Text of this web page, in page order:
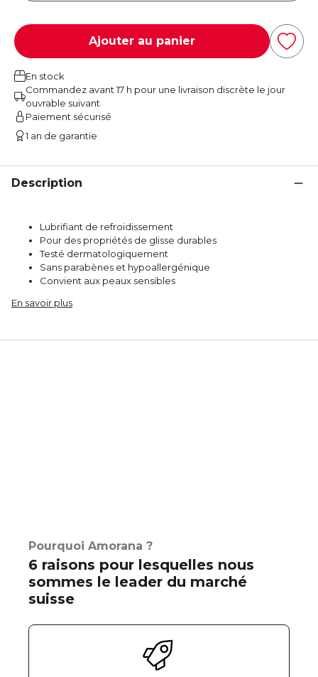
Ajouter au panier
En stock
Commandez avant 17 h pour une livraison discrète le jour
ouvrable suivant
Paiement sécurisé
1 an de garantie
Description
Lubrifiant de refroidissement
Pour des propriétés de glisse durables
Testé dermatologiquement
Sans parabènes et hypoallergénique
Convient aux peaux sensibles
En savoir plus
Pourquoi Amorana ?
6 raisons pour lesquelles nous
sommes le leader du marché
suisse